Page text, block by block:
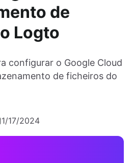
de
Logto
configurar o Google Cloud
de ficheiros do
1/17/2024